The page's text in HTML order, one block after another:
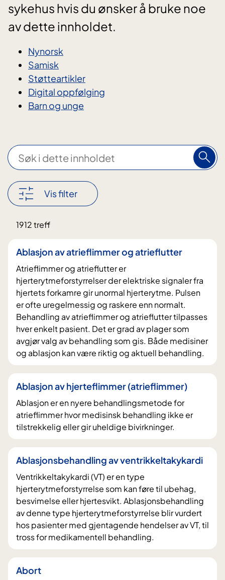
sykehus hvis du ønsker å bruke noe
av dette innholdet.
Nynorsk
Samisk
Støtteartikler
Digital oppfølging
Barn og unge
S
ø
i
d
t
Vis filter
Nullstill
1912 treff
Ablasjon av atrieflimmer og atrieflutter
Atrieflimmer og atrieflutter er
hjerterytmeforstyrrelser der elektriske signaler fra
hjertets forkamre gir unormal hjerterytme. Pulsen
er ofte uregelmessig og raskere enn normalt.
Behandling av atrieflimmer og atrieflutter tilpasses
hver enkelt pasient. Det er grad av plager som
avgjør valg av behandling som gis. Både medisiner
og ablasjon kan være riktig og aktuell behandling.
Ablasjon av hjerteflimmer (atrieflimmer)
Ablasjon er en nyere behandlingsmetode for
atrieflimmer hvor medisinsk behandling ikke er
tilstrekkelig eller gir uheldige bivirkninger.
Ablasjonsbehandling av ventrikkeltakykardi
Ventrikkeltakykardi (VT) er en type
hjerterytmeforstyrrelse som kan føre til ubehag,
besvimelse eller hjertesvikt. Ablasjonsbehandling
av denne type hjerterytmeforstyrrelse blir vurdert
hos pasienter med gjentagende hendelser av VT, til
tross for medikamentell behandling.
Abort